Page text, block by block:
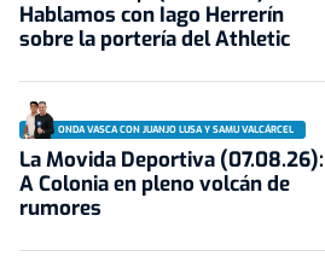
Hablamos con Iago Herrerín
sobre la portería del Athletic
ONDA VASCA CON JUANJO LUSA Y SAMU VALCÁRCEL
La Movida Deportiva (07.08.26):
A Colonia en pleno volcán de
rumores